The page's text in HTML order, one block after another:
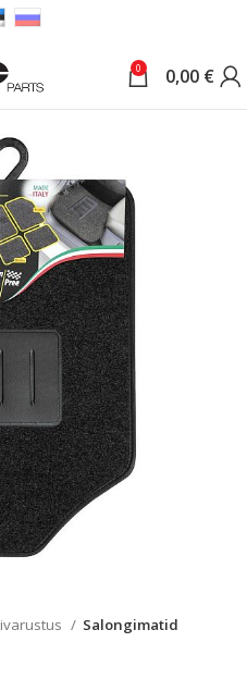
0 0,00 €
Salongimatid